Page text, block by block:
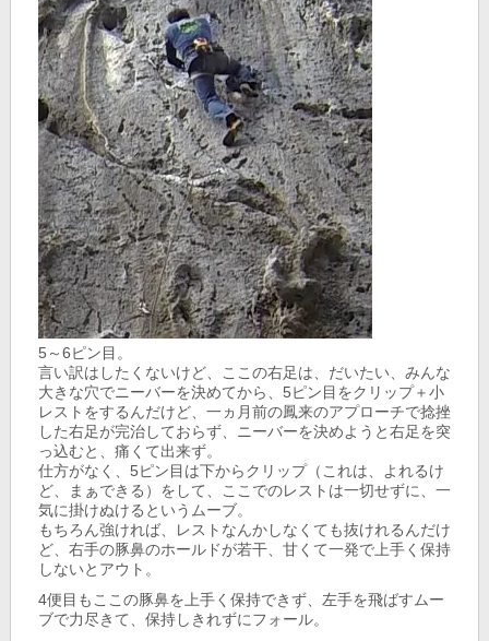
5～6ピン目。
言い訳はしたくないけど、ここの右足は、だいたい、みんな
大きな穴でニーバーを決めてから、5ピン目をクリップ＋小
レストをするんだけど、一ヵ月前の鳳来のアプローチで捻挫
した右足が完治しておらず、ニーバーを決めようと右足を突
っ込むと、痛くて出来ず。
仕方がなく、5ピン目は下からクリップ（これは、よれるけ
ど、まぁできる）をして、ここでのレストは一切せずに、一
気に掛けぬけるというムーブ。
もちろん強ければ、レストなんかしなくても抜けれるんだけ
ど、右手の豚鼻のホールドが若干、甘くて一発で上手く保持
しないとアウト。
4便目もここの豚鼻を上手く保持できず、左手を飛ばすムー
ブで力尽きて、保持しきれずにフォール。